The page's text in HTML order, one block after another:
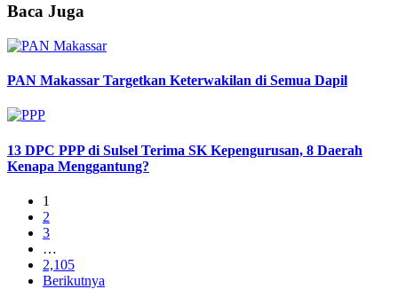
Baca Juga
PAN Makassar Targetkan Keterwakilan di Semua Dapil
13 DPC PPP di Sulsel Terima SK Kepengurusan, 8 Daerah
Kenapa Menggantung?
1
2
3
…
2,105
Berikutnya